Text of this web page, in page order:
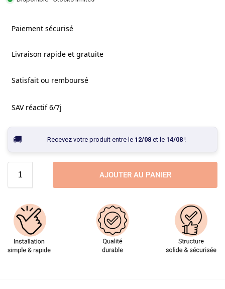
Paiement sécurisé
Livraison rapide et gratuite
Satisfait ou remboursé
SAV réactif 6/7j
Recevez votre produit entre le 12/08et le 14/08!
AJOUTER AU PANIER